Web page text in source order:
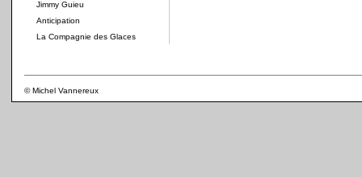
Jimmy Guieu
Anticipation
La Compagnie des Glaces
© Michel Vannereux